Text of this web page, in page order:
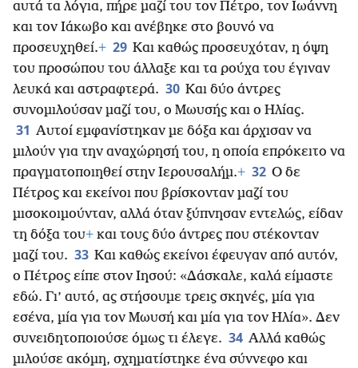
αυτά τα λόγια, πήρε μαζί του τον Πέτρο, τον Ιωάννη
και τον Ιάκωβο και ανέβηκε στο βουνό να
προσευχηθεί.+ 29 Και καθώς προσευχόταν, η όψη
του προσώπου του άλλαξε και τα ρούχα του έγιναν
λευκά και αστραφτερά. 30 Και δύο άντρες
συνομιλούσαν μαζί του, ο Μωυσής και ο Ηλίας.
31 Αυτοί εμφανίστηκαν με δόξα και άρχισαν να
μιλούν για την αναχώρησή του, η οποία επρόκειτο να
πραγματοποιηθεί στην Ιερουσαλήμ.+ 32 Ο δε
Πέτρος και εκείνοι που βρίσκονταν μαζί του
μισοκοιμούνταν, αλλά όταν ξύπνησαν εντελώς, είδαν
τη δόξα του+ και τους δύο άντρες που στέκονταν
μαζί του. 33 Και καθώς εκείνοι έφευγαν από αυτόν,
ο Πέτρος είπε στον Ιησού: «Δάσκαλε, καλά είμαστε
εδώ. Γι’ αυτό, ας στήσουμε τρεις σκηνές, μία για
εσένα, μία για τον Μωυσή και μία για τον Ηλία». Δεν
συνειδητοποιούσε όμως τι έλεγε. 34 Αλλά καθώς
μιλούσε ακόμη, σχηματίστηκε ένα σύννεφο και